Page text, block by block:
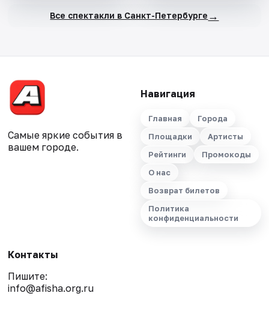
Все спектакли в Санкт-Петербурге →
Самые яркие события в
вашем городе.
Навигация
Главная
Города
Площадки
Артисты
Рейтинги
Промокоды
О нас
Возврат билетов
Политика
конфиденциальности
Контакты
Пишите:
info@afisha.org.ru